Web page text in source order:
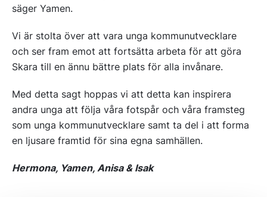
säger Yamen.
Vi är stolta över att vara unga kommunutvecklare
och ser fram emot att fortsätta arbeta för att göra
Skara till en ännu bättre plats för alla invånare.
Med detta sagt hoppas vi att detta kan inspirera
andra unga att följa våra fotspår och våra framsteg
som unga kommunutvecklare samt ta del i att forma
en ljusare framtid för sina egna samhällen.
Hermona, Yamen, Anisa & Isak